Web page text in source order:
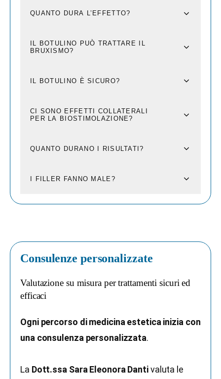
QUANTO DURA L’EFFETTO?
IL BOTULINO PUÒ TRATTARE IL
BRUXISMO?
IL BOTULINO È SICURO?
CI SONO EFFETTI COLLATERALI
PER LA BIOSTIMOLAZIONE?
QUANTO DURANO I RISULTATI?
I FILLER FANNO MALE?
Consulenze personalizzate
Valutazione su misura per trattamenti sicuri ed
efficaci
Ogni percorso di medicina estetica inizia con
una consulenza personalizzata.
La Dott.ssa Sara Eleonora Dantivaluta le